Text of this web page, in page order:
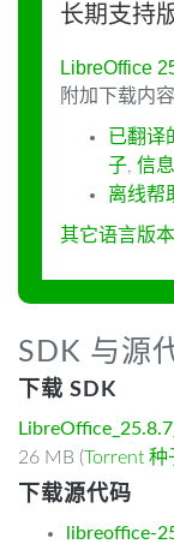
长期支持
LibreOffice
附加下载内
已翻译
子, 信息
离线帮
其它语言版本
SDK 与源
下载 SDK
26 MB (Torrent 种
下载源代码
libreoffice-